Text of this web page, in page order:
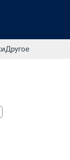
Другое